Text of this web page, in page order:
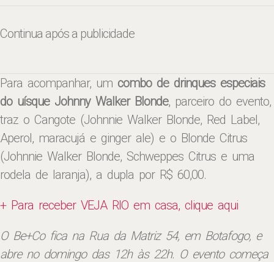
Continua após a publicidade
Para acompanhar, um combo de drinques especiais
do uísque Johnny Walker Blonde, parceiro do evento,
traz o Cangote (Johnnie Walker Blonde, Red Label,
Aperol, maracujá e ginger ale) e o Blonde Citrus
(Johnnie Walker Blonde, Schweppes Citrus e uma
rodela de laranja), a dupla por R$ 60,00.
+ Para receber VEJA RIO em casa, clique aqui
O Be+Co fica na Rua da Matriz 54, em Botafogo, e
abre no domingo das 12h às 22h. O evento começa